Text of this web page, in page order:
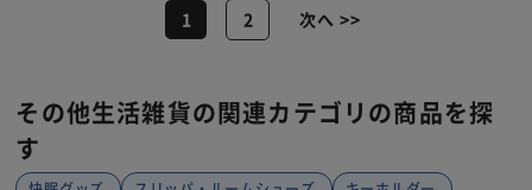
1 2 次へ >>
その他生活雑貨の関連カテゴリの商品を探
す